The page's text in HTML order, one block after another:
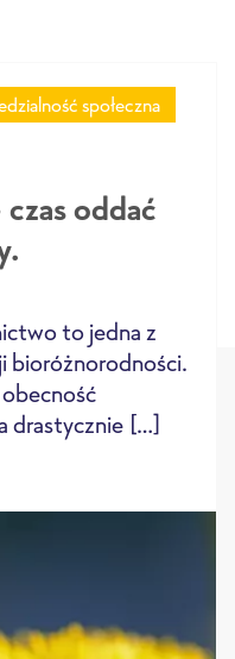
społeczna
oddać
to jedna z
bioróżnorodności.
drastycznie […]